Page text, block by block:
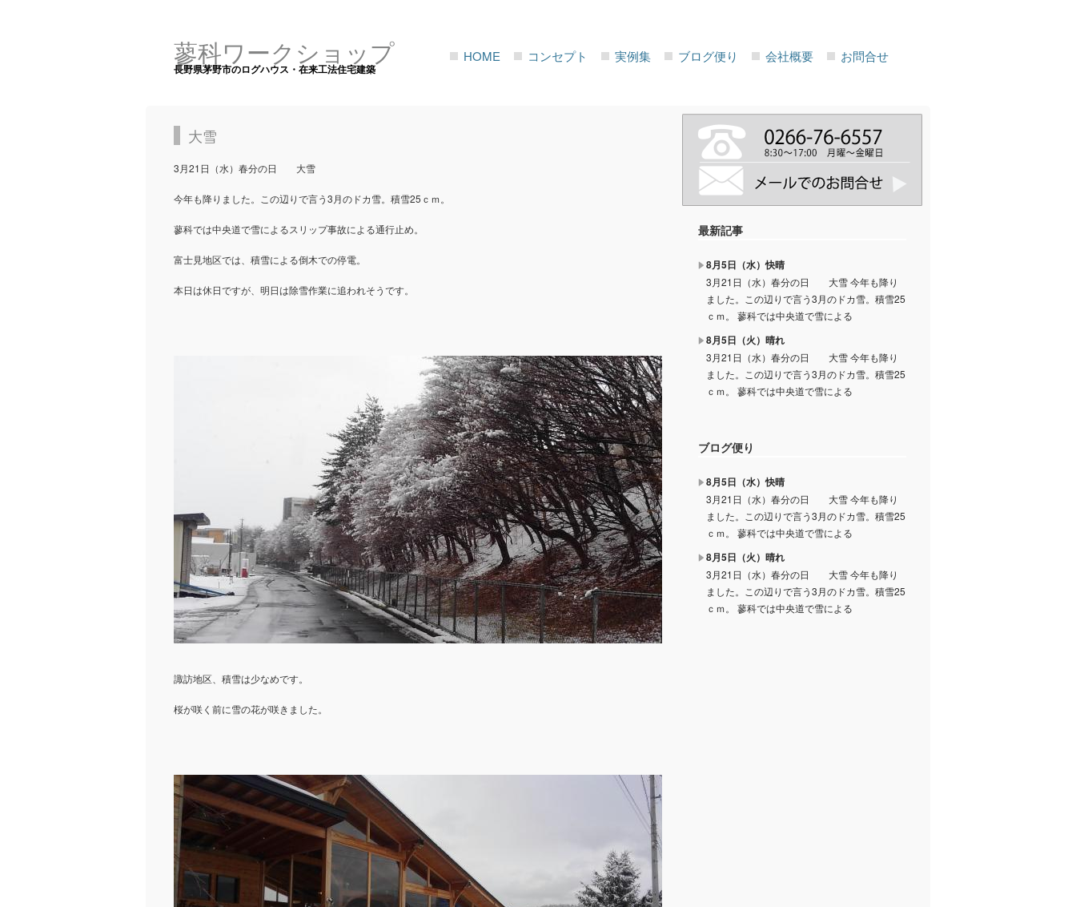
蓼科ワークショップ
長野県茅野市のログハウス・在来工法住宅建築
HOME コンセプト 実例集 ブログ便り 会社概要 お問合せ
大雪
3月21日（水）春分の日 大雪
今年も降りました。この辺りで言う3月のドカ雪。積雪25ｃｍ。
蓼科では中央道で雪によるスリップ事故による通行止め。
富士見地区では、積雪による倒木での停電。
本日は休日ですが、明日は除雪作業に追われそうです。
諏訪地区、積雪は少なめです。
桜が咲く前に雪の花が咲きました。
最新記事
8月5日（水）快晴
3月21日（水）春分の日 大雪 今年も降り
ました。この辺りで言う3月のドカ雪。積雪25
ｃｍ。 蓼科では中央道で雪による
8月5日（火）晴れ
3月21日（水）春分の日 大雪 今年も降り
ました。この辺りで言う3月のドカ雪。積雪25
ｃｍ。 蓼科では中央道で雪による
ブログ便り
8月5日（水）快晴
3月21日（水）春分の日 大雪 今年も降り
ました。この辺りで言う3月のドカ雪。積雪25
ｃｍ。 蓼科では中央道で雪による
8月5日（火）晴れ
3月21日（水）春分の日 大雪 今年も降り
ました。この辺りで言う3月のドカ雪。積雪25
ｃｍ。 蓼科では中央道で雪による